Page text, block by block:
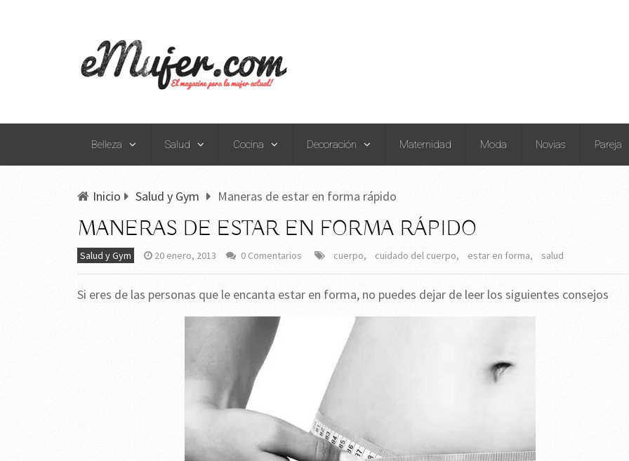
Belleza Salud Cocina Decoración Maternidad Moda Novias Pareja
Inicio Salud y Gym Maneras de estar en forma rápido
MANERAS DE ESTAR EN FORMA RÁPIDO
Salud y Gym 20 enero, 2013 0 Comentarios cuerpo, cuidado del cuerpo, estar en forma, salud
Si eres de las personas que le encanta estar en forma, no puedes dejar de leer los siguientes consejos